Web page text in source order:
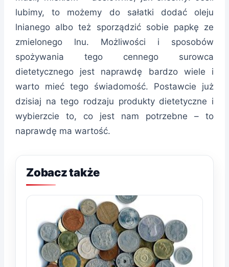
lubimy, to możemy do sałatki dodać oleju
lnianego albo też sporządzić sobie papkę ze
zmielonego lnu. Możliwości i sposobów
spożywania tego cennego surowca
dietetycznego jest naprawdę bardzo wiele i
warto mieć tego świadomość. Postawcie już
dzisiaj na tego rodzaju produkty dietetyczne i
wybierzcie to, co jest nam potrzebne – to
naprawdę ma wartość.
Zobacz także